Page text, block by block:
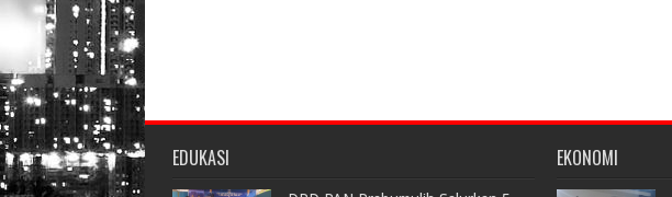
EDUKASI EKONOMI